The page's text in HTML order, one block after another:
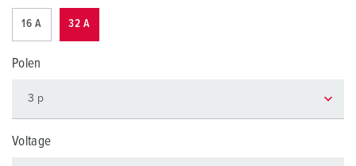
16 A 32 A
Polen
Voltage